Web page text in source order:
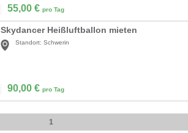
55,00 € pro Tag
Skydancer Heißluftballon mieten
Standort: Schwerin
90,00 € pro Tag
1